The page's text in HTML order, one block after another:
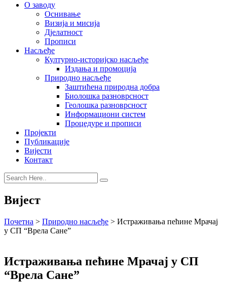
О заводу
Оснивање
Визија и мисија
Дјелатност
Прописи
Насљеђе
Културно-историјско насљеђе
Издања и промоција
Природно насљеђе
Заштићена природна добра
Биолошка разноврсност
Геолошка разноврсност
Информациони систем
Процедуре и прописи
Пројекти
Публикације
Вијести
Контакт
Вијест
Почетна > Природно насљеђе > Истраживања пећине Мрачај
у СП “Врела Сане”
Истраживања пећине Мрачај у СП
“Врела Сане”